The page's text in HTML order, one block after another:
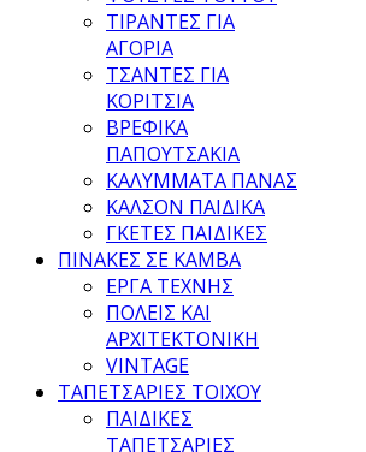
ΤΙΡΑΝΤΕΣ ΓΙΑ
ΑΓΟΡΙΑ
ΤΣΑΝΤΕΣ ΓΙΑ
ΚΟΡΙΤΣΙΑ
ΒΡΕΦΙΚΑ
ΠΑΠΟΥΤΣΑΚΙΑ
ΚΑΛΥΜΜΑΤΑ ΠΑΝΑΣ
ΚΑΛΣΟΝ ΠΑΙΔΙΚΑ
ΓΚΕΤΕΣ ΠΑΙΔΙΚΕΣ
ΠΙΝΑΚΕΣ ΣΕ ΚΑΜΒΑ
ΕΡΓΑ ΤΕΧΝΗΣ
ΠΟΛΕΙΣ ΚΑΙ
ΑΡΧΙΤΕΚΤΟΝΙΚΗ
VINTAGE
ΤΑΠΕΤΣΑΡΙΕΣ ΤΟΙΧΟΥ
ΠΑΙΔΙΚΕΣ
ΤΑΠΕΤΣΑΡΙΕΣ